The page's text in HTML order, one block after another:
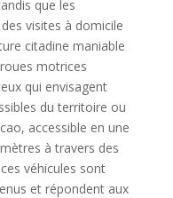
que les
visites à domicile
citadine maniable
motrices
qui envisagent
du territoire ou
accessible en une
à travers des
véhicules sont
et répondent aux